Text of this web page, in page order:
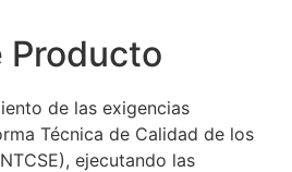
Producto
de las exigencias
Técnica de Calidad de los
ejecutando las